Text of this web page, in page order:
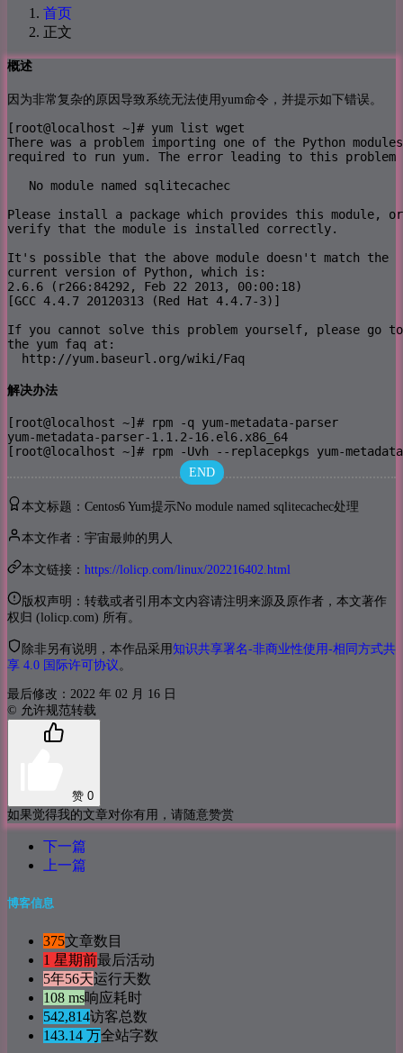
首页
正文
概述
因为非常复杂的原因导致系统无法使用yum命令，并提示如下错误。
[root@localhost ~]# yum list wget
There was a problem importing one of the Python modules
required to run yum. The error leading to this problem
   No module named sqlitecachec
Please install a package which provides this module, or
verify that the module is installed correctly.
It's possible that the above module doesn't match the
current version of Python, which is:
2.6.6 (r266:84292, Feb 22 2013, 00:00:18)
[GCC 4.4.7 20120313 (Red Hat 4.4.7-3)]
If you cannot solve this problem yourself, please go
the yum faq at:
  http://yum.baseurl.org/wiki/Faq
解决办法
[root@localhost ~]# rpm -q yum-metadata-parser
yum-metadata-parser-1.1.2-16.el6.x86_64
[root@localhost ~]# rpm -Uvh --replacepkgs yum-
END
本文标题：Centos6 Yum提示No module named sqlitecachec处理
本文作者：宇宙最帅的男人
本文链接： https://lolicp.com/linux/202216402.html
版权声明：转载或者引用本文内容请注明来源及原作者，本文著作
权归 (lolicp.com) 所有。
除非另有说明，本作品采用 知识共享署名-非商业性使用-相同方式共
享 4.0 国际许可协议。
最后修改：2022 年 02 月 16 日
© 允许规范转载
赞 0
如果觉得我的文章对你有用，请随意赞赏
下一篇
上一篇
博客信息
375文章数目
1 星期前最后活动
5年56天运行天数
108 ms响应耗时
542,814访客总数
143.14 万全站字数